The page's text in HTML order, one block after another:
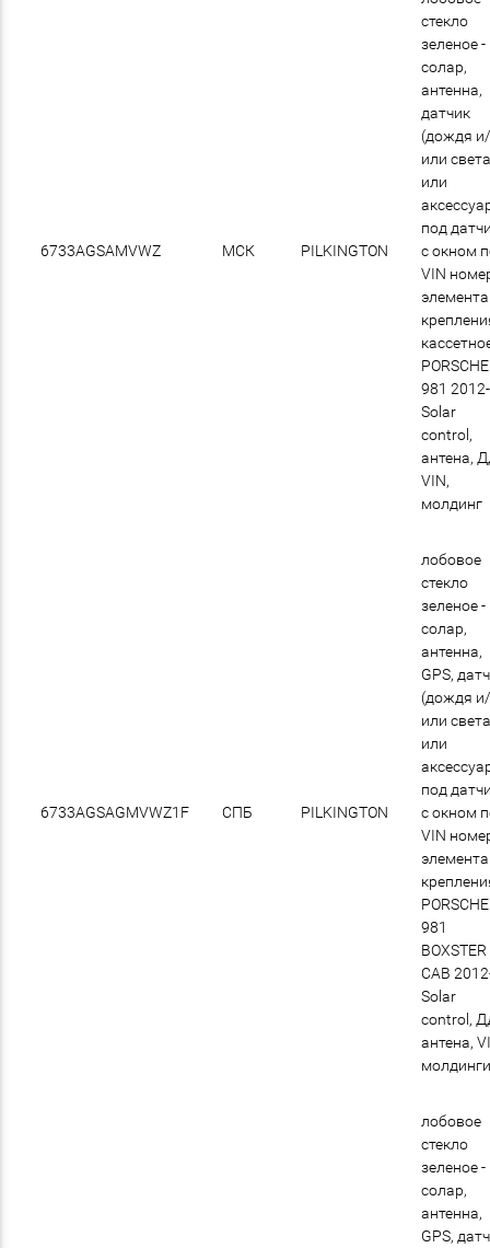
6733AGSAMVWZ МСК PILKINGTON
стекло
зеленое -
солар,
антенна,
датчик
(дождя
или
или
под
с окном
VIN
PORSCHE
981 2012-
Solar
control,
антена,
VIN,
молдинг
6733AGSAGMVWZ1F СПБ PILKINGTON
лобовое
стекло
зеленое -
солар,
антенна,
GPS,
(дождя
или
или
под
с окном
VIN
PORSCHE
981
BOXSTER
CAB
Solar
control,
антена,
лобовое
стекло
зеленое -
солар,
антенна,
GPS,